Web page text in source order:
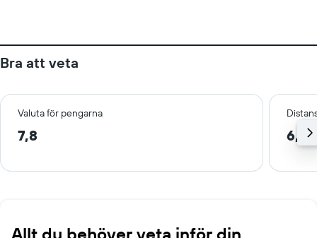
Bra att veta
Valuta för pengarna
7,8 6,6
Allt du behöver veta inför din